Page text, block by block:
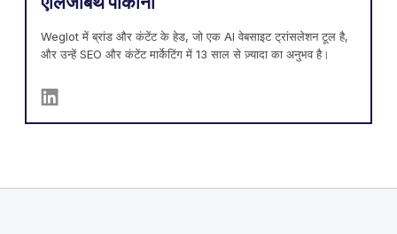
Weglot में ब्रांड और कंटेंट के हेड, जो एक AI वेबसाइट ट्रांसलेशन टूल है,
और उन्हें SEO और कंटेंट मार्केटिंग में 13 साल से ज़्यादा का अनुभव है।